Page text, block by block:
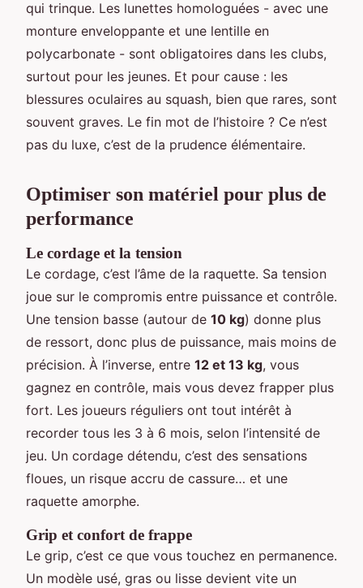
qui trinque. Les lunettes homologuées - avec une
monture enveloppante et une lentille en
polycarbonate - sont obligatoires dans les clubs,
surtout pour les jeunes. Et pour cause : les
blessures oculaires au squash, bien que rares, sont
souvent graves. Le fin mot de l’histoire ? Ce n’est
pas du luxe, c’est de la prudence élémentaire.
Optimiser son matériel pour plus de
performance
Le cordage et la tension
Le cordage, c’est l’âme de la raquette. Sa tension
joue sur le compromis entre puissance et contrôle.
Une tension basse (autour de 10 kg) donne plus
de ressort, donc plus de puissance, mais moins de
précision. À l’inverse, entre 12 et 13 kg, vous
gagnez en contrôle, mais vous devez frapper plus
fort. Les joueurs réguliers ont tout intérêt à
recorder tous les 3 à 6 mois, selon l’intensité de
jeu. Un cordage détendu, c’est des sensations
floues, un risque accru de cassure… et une
raquette amorphe.
Grip et confort de frappe
Le grip, c’est ce que vous touchez en permanence.
Un modèle usé, gras ou lisse devient vite un